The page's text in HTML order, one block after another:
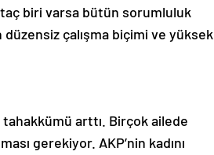
biri varsa bütün sorumluluk
çalışma biçimi ve yüksek
arttı. Birçok ailede
gerekiyor. AKP’nin kadını